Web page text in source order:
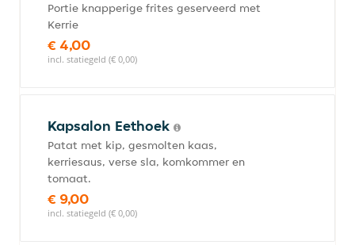
Portie knapperige frites geserveerd met
Kerrie
€ 4,00
incl. statiegeld (€ 0,00)
Kapsalon Eethoek
Patat met kip, gesmolten kaas,
kerriesaus, verse sla, komkommer en
tomaat.
€ 9,00
incl. statiegeld (€ 0,00)